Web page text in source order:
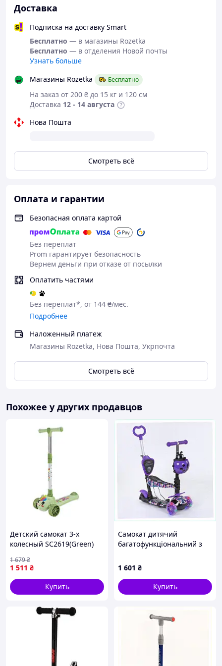
Максимальная нагрузка: 60 ​​кг
Материал руля: сталь
Амортизация: передний амортизатор
Тормоза: ручное + ножное (заднее крыло)
Колеса: PU (полиуретан)
Высота руля: 68–89 см (3 положения)
Высота противне от пола: 8 см
Длина деки: 54,5 см.
Полезная длина противни: 34,5 см
Конструкция: сложная
Амортизатор для плавной езды
Надежная алюминиевая противень
Безопасные резиновые грипсы
Идеально для города и прогулок
Доставка
Подписка на доставку Smart
Бесплатно — в магазины Rozetka
Бесплатно — в отделения Новой почты
Узнать больше
Магазины Rozetka
Бесплатно
На заказ от 200 ₴ до 15 кг и 120 см
Доставка 12 - 14 августа
Нова Пошта
Смотреть всё
Оплата и гарантии
Безопасная оплата картой
Без переплат
Prom гарантирует безопасность
Вернем деньги при отказе от посылки
Оплатить частями
Без переплат*, от 144 ₴/мес.
Подробнее
Наложенный платеж
Магазины Rozetka, Нова Пошта, Укрпочта
Смотреть всё
Похожее у других продавцов
Детский самокат 3-х
колесный SC2619(Green)
светом
1 511 ₴
1 679₴
Купить
Самокат дитячий
багатофункціональний з
Best Scooter PU колеса з
підсвічуван, 260K6983C
1 601 ₴
Купить